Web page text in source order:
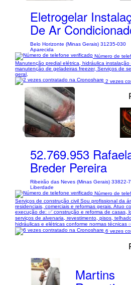
Eletrogelar
De Ar
Belo Horizonte (Minas Gerais) 31235-030
Aparecida
Número de
Manutenção predial elétrica, hidráulica instalação
manutenção de geladeiras freezer, Serviços de
geral,
2 vezes
1/11
52.769.953
Breder Pereira
Ribeirão das Neves (Minas Gerais) 33822-
Liberdade
Número de
Serviços de construção civil Sou profissional da
residenciais, comerciais e reformas gerais. Atuo
execução de: ✅ construção e reforma de casas,
serviços de alvenaria, revestimento, pisos,
hidráulicas e elétricas conforme normas técnicas
6 vezes
Martins